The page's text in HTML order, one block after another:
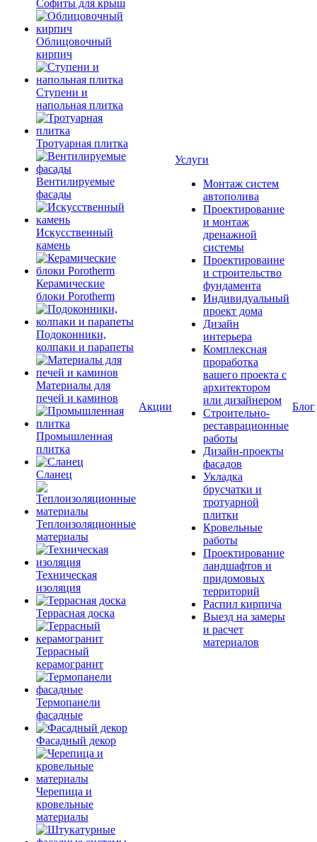
Софиты для крыш
Облицовочный
кирпич
Ступени и
напольная плитка
Тротуарная плитка
Вентилируемые
фасады
Искусственный
камень
Керамические
блоки Porotherm
Подоконники,
колпаки и парапеты
Материалы для
печей и каминов
Промышленная
плитка
Сланец
Теплоизоляционные
материалы
Техническая
изоляция
Террасная доска
Террасный
керамогранит
Термопанели
фасадные
Фасадный декор
Черепица и
кровельные
материалы
Акции
Услуги
Монтаж систем
автополива
Проектирование
и монтаж
дренажной
системы
Проектироваине
и строительство
фундамента
Индивидуальный
проект дома
Дизайн
интерьера
Комплексная
проработка
вашего проекта с
архитектором
или дизайнером
Строительно-
реставрационные
работы
Дизайн-проекты
фасадов
Укладка
брусчатки и
тротуарной
плитки
Кровельные
работы
Проектирование
ландшафтов и
придомовых
территорий
Распил кирпича
Выезд на замеры
и расчет
материалов
Блог